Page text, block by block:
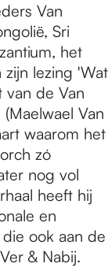
Van
Sri
het
lezing 'Wat
van de Van
Van
waarom het
zó
nog vol
heeft hij
en
ook aan de
& Nabij.